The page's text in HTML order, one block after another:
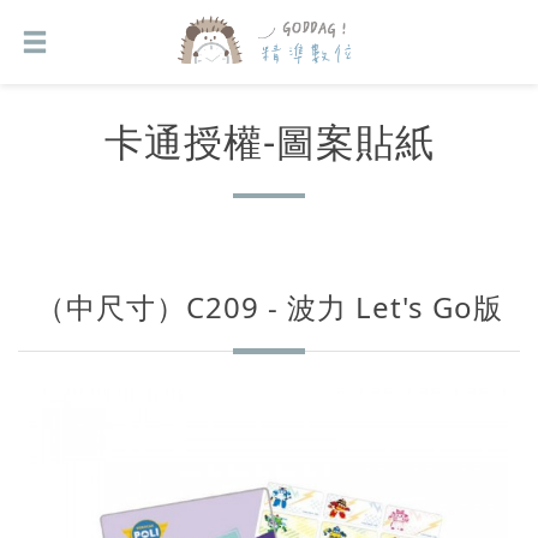
卡通授權-圖案貼紙
（中尺寸）C209 - 波力 Let's Go版